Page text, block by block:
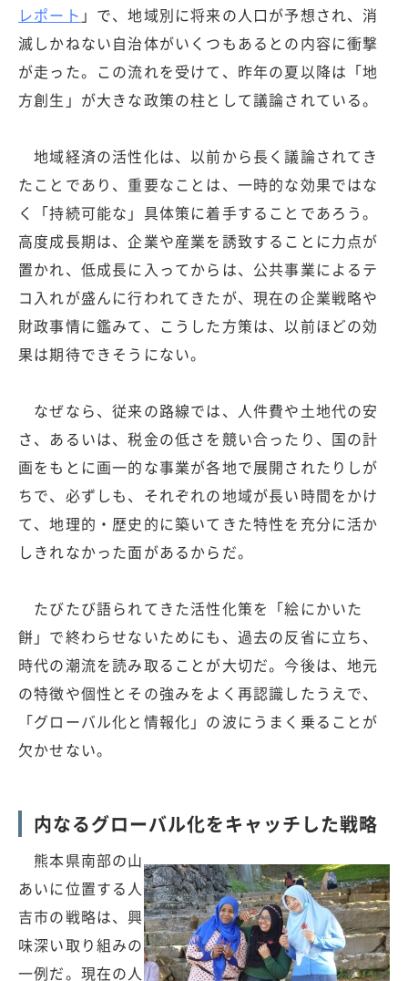
レポート 」で、地域別に将来の人口が予想され、消
滅しかねない自治体がいくつもあるとの内容に衝撃
が走った。この流れを受けて、昨年の夏以降は「地
方創生」が大きな政策の柱として議論されている。
地域経済の活性化は、以前から長く議論されてき
たことであり、重要なことは、一時的な効果ではな
く「持続可能な」具体策に着手することであろう。
高度成長期は、企業や産業を誘致することに力点が
置かれ、低成長に入ってからは、公共事業によるテ
コ入れが盛んに行われてきたが、現在の企業戦略や
財政事情に鑑みて、こうした方策は、以前ほどの効
果は期待できそうにない。
なぜなら、従来の路線では、人件費や土地代の安
さ、あるいは、税金の低さを競い合ったり、国の計
画をもとに画一的な事業が各地で展開されたりしが
ちで、必ずしも、それぞれの地域が長い時間をかけ
て、地理的・歴史的に築いてきた特性を充分に活か
しきれなかった面があるからだ。
たびたび語られてきた活性化策を「絵にかいた
餅」で終わらせないためにも、過去の反省に立ち、
時代の潮流を読み取ることが大切だ。今後は、地元
の特徴や個性とその強みをよく再認識したうえで、
「グローバル化と情報化」の波にうまく乗ることが
欠かせない。
内なるグローバル化をキャッチした戦略
熊本県南部の山
あいに位置する人
吉市の戦略は、興
味深い取り組みの
一例だ。現在の人